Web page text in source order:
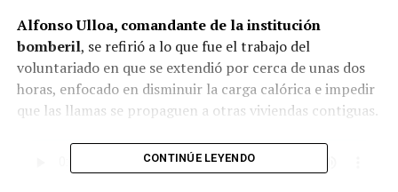
Alfonso Ulloa, comandante de la institución
bomberil, se refirió a lo que fue el trabajo del
voluntariado en que se extendió por cerca de unas dos
horas, enfocado en disminuir la carga calórica e impedir
que las llamas se propaguen a otras viviendas contiguas.
CONTINÚE LEYENDO